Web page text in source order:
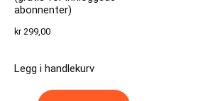
abonnenter)
kr299,00
Legg i handlekurv